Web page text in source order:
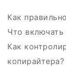
Как
Что включать
Как
копирайтера?